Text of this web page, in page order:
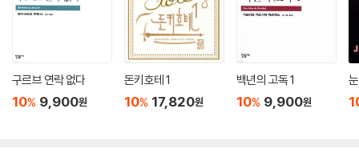
바위 언덕을 오가며 “아이의 언어가 어른의 언어로 변하는 순간”을 잡아낸
초반부의 긴장은 대체로 사소한 발견에서 시작된다. 누군가의 편지, 거짓
말처럼 들리는 소문, 어른들의 은밀한 신호들. 마티아는 알고 싶지 않다고
다짐하지만, 알게 되는 순간이 뒤늦게 도착한다. 그때 마주치는 것은 ‘거짓
구르브 연락 없다
10% 9,900원
돈키호테 1
10% 17,820원
백년의 고독 1
10% 9,900원